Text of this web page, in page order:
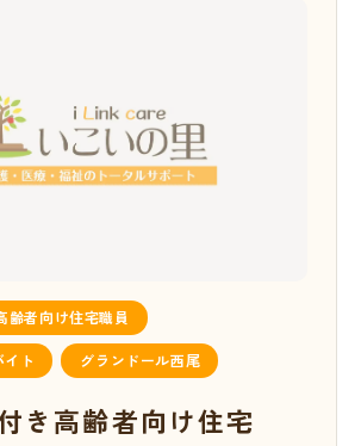
齢者向け住宅職員
ト グランドール西尾
き高齢者向け住宅